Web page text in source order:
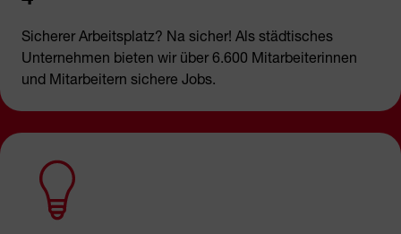
Sicherer Arbeitsplatz? Na sicher! Als städtisches
Unternehmen bieten wir über 6.600 Mitarbeiterinnen
und Mitarbeitern sichere Jobs.